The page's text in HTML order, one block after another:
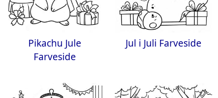
Pikachu Jule
Farveside
Jul i Juli Farveside